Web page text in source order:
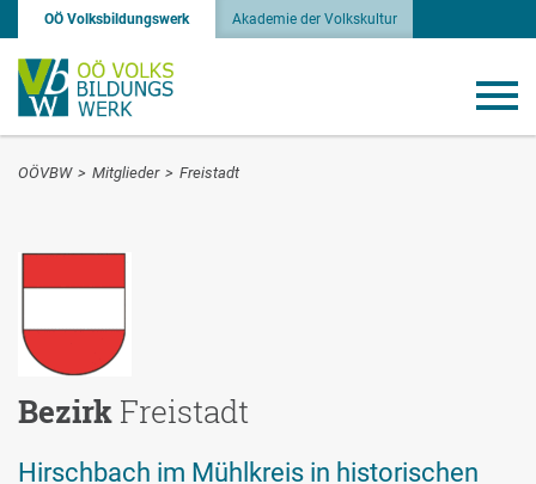
OÖ Volksbildungswerk Akademie der Volkskultur
OÖVBW > Mitglieder > Freistadt
Bezirk Freistadt
Hirschbach im Mühlkreis in historischen